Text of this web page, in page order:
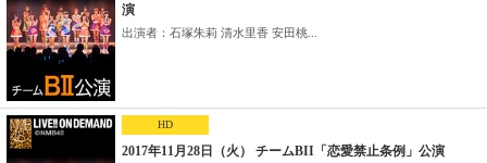
演
出演者：石塚朱莉 清水里香 安田桃...
HD
2017年11月28日（火） チームBII「恋愛禁止条例」公演